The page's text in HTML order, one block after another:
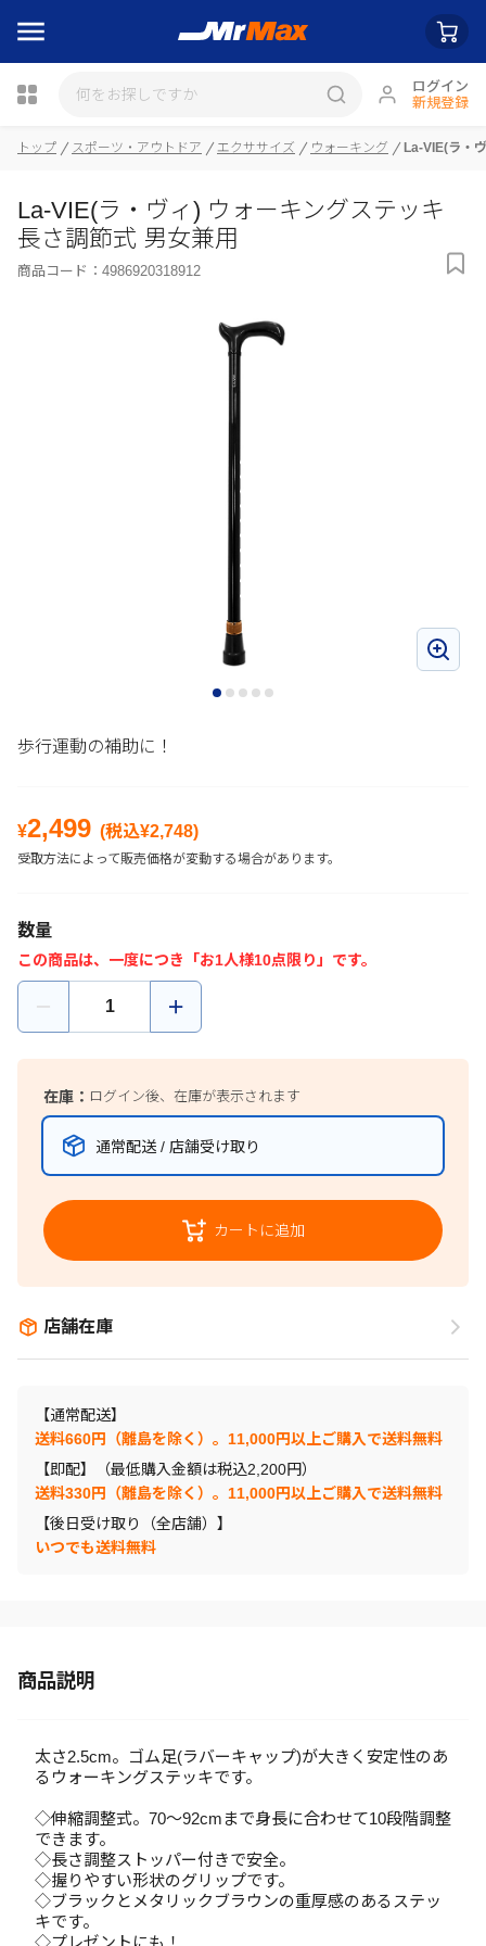
ログイン
新規登録
瓶詰
トップ スポーツ・アウトドア エクササイズ ウォーキング La-VIE(ラ・
La-VIE(ラ・ヴィ) ウォーキングステッキ
長さ調節式 男女兼用
商品コード： 4986920318912
歩行運動の補助に！
¥2,499 (税込¥2,748)
受取方法によって販売価格が変動する場合があります。
数量
この商品は、一度につき「お1人様10点限り」です。
在庫： ログイン後、在庫が表示されます
通常配送 / 店舗受け取り
カートに追加
店舗在庫
【通常配送】
送料660円（離島を除く）。11,000円以上ご購入で送料無料
【即配】（最低購入金額は税込2,200円）
送料330円（離島を除く）。11,000円以上ご購入で送料無料
【後日受け取り（全店舗）】
いつでも送料無料
商品説明
太さ2.5cm。ゴム足(ラバーキャップ)が大きく安定性のあ
るウォーキングステッキです。
◇伸縮調整式。70～92cmまで身長に合わせて10段階調整
できます。
◇長さ調整ストッパー付きで安全。
◇握りやすい形状のグリップです。
◇ブラックとメタリックブラウンの重厚感のあるステッ
キです。
◇プレゼントにも！